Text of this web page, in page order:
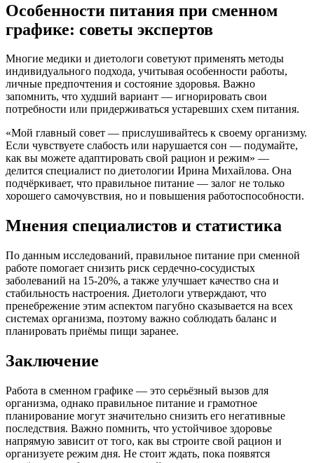
Особенности питания при сменном
графике: советы экспертов
Многие медики и диетологи советуют применять методы
индивидуального подхода, учитывая особенности работы,
личные предпочтения и состояние здоровья. Важно
запомнить, что худший вариант — игнорировать свои
потребности или придерживаться устаревших схем питания.
«Мой главный совет — прислушивайтесь к своему организму.
Если чувствуете слабость или нарушается сон — подумайте,
как вы можете адаптировать свой рацион и режим» —
делится специалист по диетологии Ирина Михайлова. Она
подчёркивает, что правильное питание — залог не только
хорошего самочувствия, но и повышения работоспособности.
Мнения специалистов и статистика
По данным исследований, правильное питание при сменной
работе помогает снизить риск сердечно-сосудистых
заболеваний на 15-20%, а также улучшает качество сна и
стабильность настроения. Диетологи утверждают, что
пренебрежение этим аспектом пагубно сказывается на всех
системах организма, поэтому важно соблюдать баланс и
планировать приёмы пищи заранее.
Заключение
Работа в сменном графике — это серьёзный вызов для
организма, однако правильное питание и грамотное
планирование могут значительно снизить его негативные
последствия. Важно помнить, что устойчивое здоровье
напрямую зависит от того, как вы строите свой рацион и
организуете режим дня. Не стоит ждать, пока появятся